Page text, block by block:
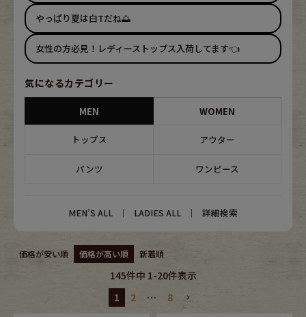
ブランドから探す スタッフコーディネート
メンズ商品カテゴリーから探す
Outer
Fafatt
レディース商品カテゴリーから探す
Bottoms
やっぱり夏は白Tだね🌅
女性の方必見！レディーストップス入荷してます👈
気になるカテゴリー
MEN WOMEN
トップス アウター
パンツ ワンピース
MEN’S ALL ｜ LADIES ALL ｜ 詳細検索
価格が安い順 価格が高い順 新着順
145件中 1-20件表示
1
2 … 8